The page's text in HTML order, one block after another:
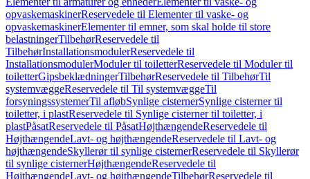
opvaskemaskinerReservedele til Elementer til vaske- og
opvaskemaskinerElementer til emner, som skal holde til store
belastningerTilbehørReservedele til
TilbehørInstallationsmodulerReservedele til
InstallationsmodulerModuler til toiletterReservedele til Moduler til
toiletterGipsbeklædningerTilbehørReservedele til TilbehørTil
systemvæggeReservedele til Til systemvæggeTil
forsyningssystemerTil afløbSynlige cisternerSynlige cisterner til
toiletter, i plastReservedele til Synlige cisterner til toiletter, i
plastPåsatReservedele til PåsatHøjthængendeReservedele til
HøjthængendeLavt- og højthængendeReservedele til Lavt- og
højthængendeSkyllerør til synlige cisternerReservedele til Skyllerør
til synlige cisternerHøjthængendeReservedele til
HøjthængendeLavt- og højthængendeTilbehørReservedele til